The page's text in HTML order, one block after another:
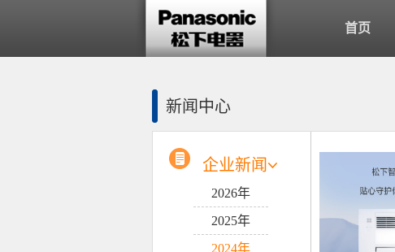
首页
新闻中心
企业新闻
2026年
2025年
2024年